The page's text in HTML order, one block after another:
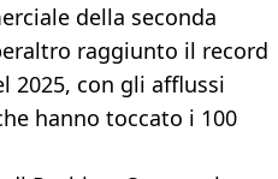
della seconda
raggiunto il record
2025, con gli afflussi
hanno toccato i 100